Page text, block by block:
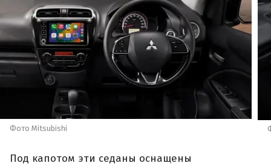
Фото Mitsubishi
Под капотом эти седаны оснащены